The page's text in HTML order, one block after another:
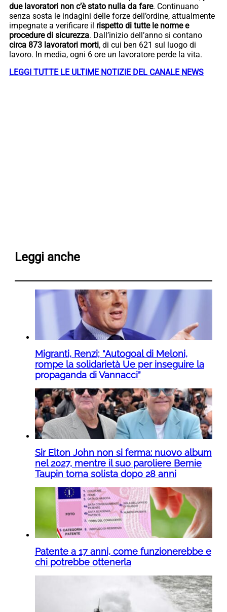
due lavoratori non c’è stato nulla da fare. Continuano
senza sosta le indagini delle forze dell’ordine, attualmente
impegnate a verificare il rispetto di tutte le norme e
procedure di sicurezza. Dall’inizio dell’anno si contano
circa 873 lavoratori morti, di cui ben 621 sul luogo di
lavoro. In media, ogni 6 ore un lavoratore perde la vita.
LEGGI TUTTE LE ULTIME NOTIZIE DEL CANALE NEWS
Leggi anche
Migranti, Renzi; “Autogoal di Meloni,
rompe la solidarietà Ue per inseguire la
propaganda di Vannacci”
Sir Elton John non si ferma: nuovo album
nel 2027, mentre il suo paroliere Bernie
Taupin torna solista dopo 28 anni
Patente a 17 anni, come funzionerebbe e
chi potrebbe ottenerla